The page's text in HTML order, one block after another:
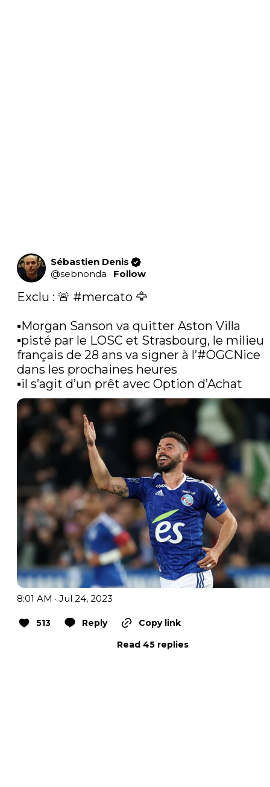
Sébastien Denis
@sebnonda · Follow
Exclu : 🚨 #mercato 🦅
▪️Morgan Sanson va quitter Aston Villa
▪️pisté par le LOSC et Strasbourg, le milieu
français de 28 ans va signer à l’#OGCNice
dans les prochaines heures
▪️il s’agit d’un prêt avec Option d’Achat
8:01 AM · Jul 24, 2023
513 Reply
Copy link
Read 45 replies